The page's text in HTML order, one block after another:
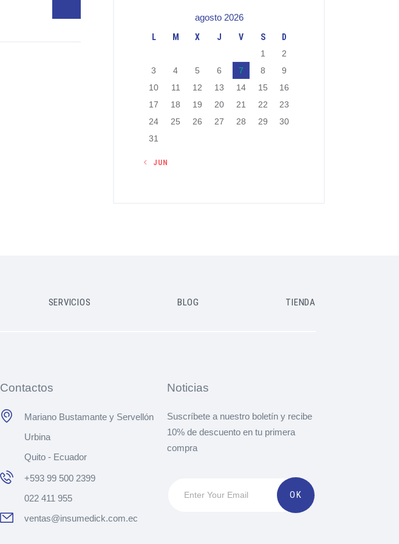
agosto 2026
L M X J V S
D
1
2
3
4 5 6 7 8
9
10
11 12 13 14 15
16
17
18 19 20 21 22
23
24
25 26 27 28 29
30
31
« JUN
SERVICIOS BLOG TIENDA
Contactos
Mariano Bustamante y Servellón
Urbina
Quito - Ecuador
+593 99 500 2399
022 411 955
ventas@insumedick.com.ec
Noticias
Suscríbete a nuestro boletín y recibe
10% de descuento en tu primera
compra